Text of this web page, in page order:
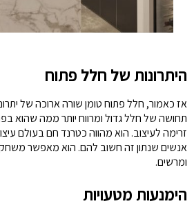
היתרונות של חלל פתוח
אז כאמור, חלל פתוח טומן שורה ארוכה של
תחושה של חלל גדול ומרווח יותר ממה שהוא
זרימה לעיצוב. הוא מהווה כטרנד חם בעולם
אנשים שנתון זה חשוב להם. הוא מאפשר משחק
ומרשים.
הימנעות מטעויות